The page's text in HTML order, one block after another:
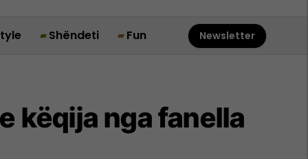
Shëndeti Fun Newsletter
këqija nga fanella